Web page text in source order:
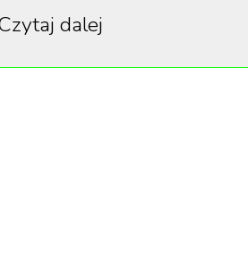
jest to przedstawione
i umiem zapamiętać
dalej